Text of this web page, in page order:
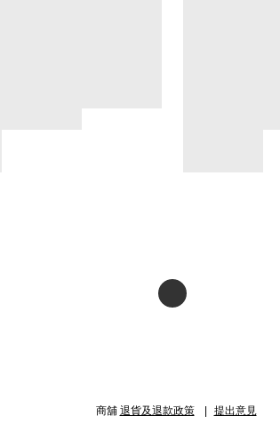
商舖 退貨及退款政策 提出意見